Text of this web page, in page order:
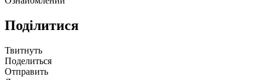
Поділитися
Твитнуть
Поделиться
Отправить